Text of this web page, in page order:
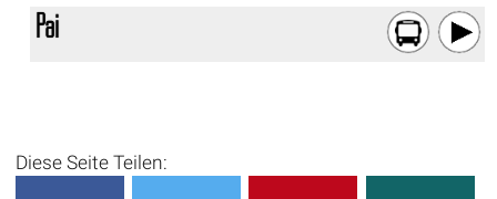
Pai
Diese Seite Teilen: